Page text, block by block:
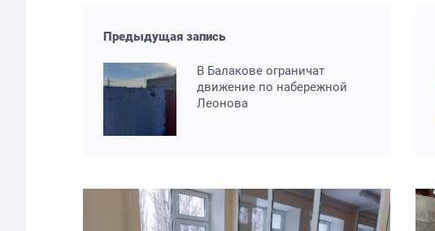
Предыдущая запись
В Балакове ограничат
движение по набережной
Леонова